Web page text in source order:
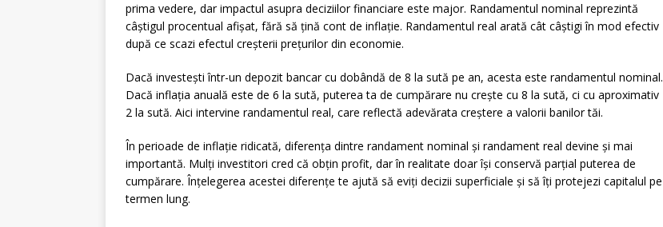
prima vedere, dar impactul asupra deciziilor financiare este major. Randamentul nominal reprezintă
câștigul procentual afișat, fără să țină cont de inflație. Randamentul real arată cât câștigi în mod efectiv
după ce scazi efectul creșterii prețurilor din economie.
Dacă investești într-un depozit bancar cu dobândă de 8 la sută pe an, acesta este randamentul nominal.
Dacă inflația anuală este de 6 la sută, puterea ta de cumpărare nu crește cu 8 la sută, ci cu aproximativ
2 la sută. Aici intervine randamentul real, care reflectă adevărata creștere a valorii banilor tăi.
În perioade de inflație ridicată, diferența dintre randament nominal și randament real devine și mai
importantă. Mulți investitori cred că obțin profit, dar în realitate doar își conservă parțial puterea de
cumpărare. Înțelegerea acestei diferențe te ajută să eviți decizii superficiale și să îți protejezi capitalul pe
termen lung.